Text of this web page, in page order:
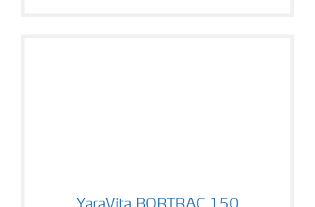
YaraVita BORTRAC 150